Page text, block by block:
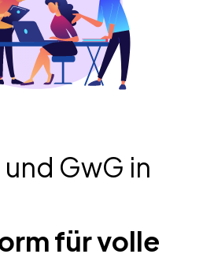
und GwG in
für volle